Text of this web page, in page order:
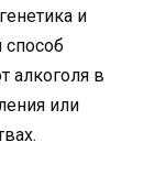
и
алкоголя в
или